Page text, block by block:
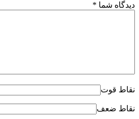
دیدگاه شما *
نقاط قوت
نقاط ضعف